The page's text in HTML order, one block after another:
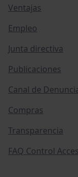
Ventajas
Empleo
Junta directiva
Publicaciones
Canal de
Compras
Transparencia
FAQ Control